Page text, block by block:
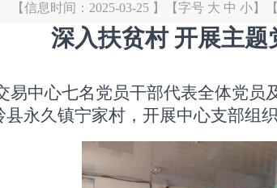
【信息时间：2025-03-25 】【字号 大 中 小】【
深入扶贫村 开展主题
易中心七名党员干部代表全体党
永久镇宁家村，开展中心支部组